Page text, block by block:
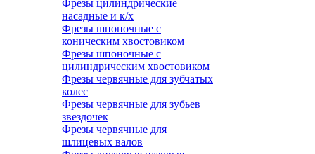
Фрезы цилиндрические
насадные и к/х
Фрезы шпоночные с
коническим хвостовиком
Фрезы шпоночные с
цилиндрическим хвостовиком
Фрезы червячные для зубчатых
колес
Фрезы червячные для зубьев
звездочек
Фрезы червячные для
шлицевых валов